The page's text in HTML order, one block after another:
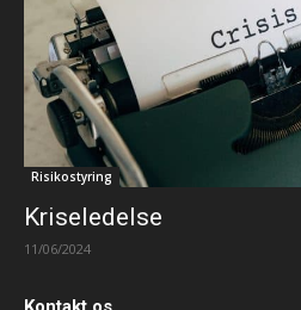
Risikostyring
Kriseledelse
11/06/2024